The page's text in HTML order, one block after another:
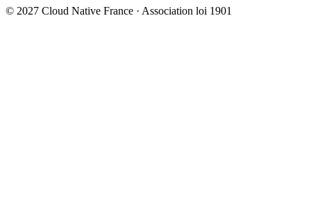
© 2027 Cloud Native France · Association loi 1901